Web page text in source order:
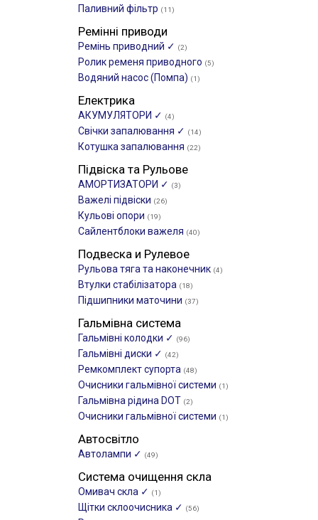
Паливний фільтр (11)
Ремінні приводи
Ремінь приводний ✓ (2)
Ролик ременя приводного (5)
Водяний насос (Помпа) (1)
Електрика
АКУМУЛЯТОРИ ✓ (4)
Свічки запалювання ✓ (14)
Котушка запалювання (22)
Підвіска та Рульове
АМОРТИЗАТОРИ ✓ (3)
Важелі підвіски (26)
Кульові опори (19)
Сайлентблоки важеля (40)
Подвеска и Рулевое
Рульова тяга та наконечник (4)
Втулки стабілізатора (18)
Підшипники маточини (37)
Гальмівна система
Гальмівні колодки ✓ (96)
Гальмівні диски ✓ (42)
Ремкомплект супорта (48)
Очисники гальмівної системи (1)
Гальмівна рідина DOT (2)
Очисники гальмівної системи (1)
Автосвітло
Автолампи ✓ (49)
Система очищення скла
Омивач скла ✓ (1)
Щітки склоочиcника ✓ (56)